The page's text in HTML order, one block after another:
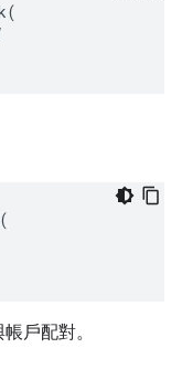
(
戶配對。